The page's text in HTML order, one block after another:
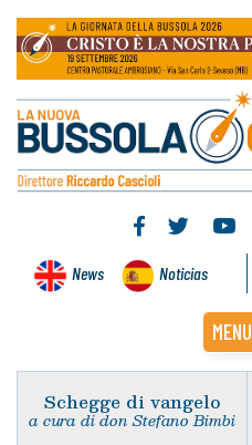
News Noticias
MENU
Schegge di vangelo
a cura di don Stefano Bimbi